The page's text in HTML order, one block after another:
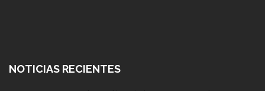
NOTICIAS RECIENTES